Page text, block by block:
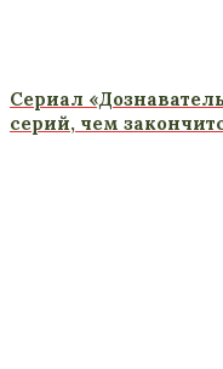
Сериал
серий, чем